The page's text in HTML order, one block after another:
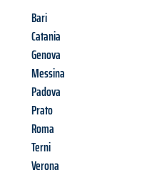
Bari
Catania
Genova
Messina
Padova
Prato
Roma
Terni
Verona